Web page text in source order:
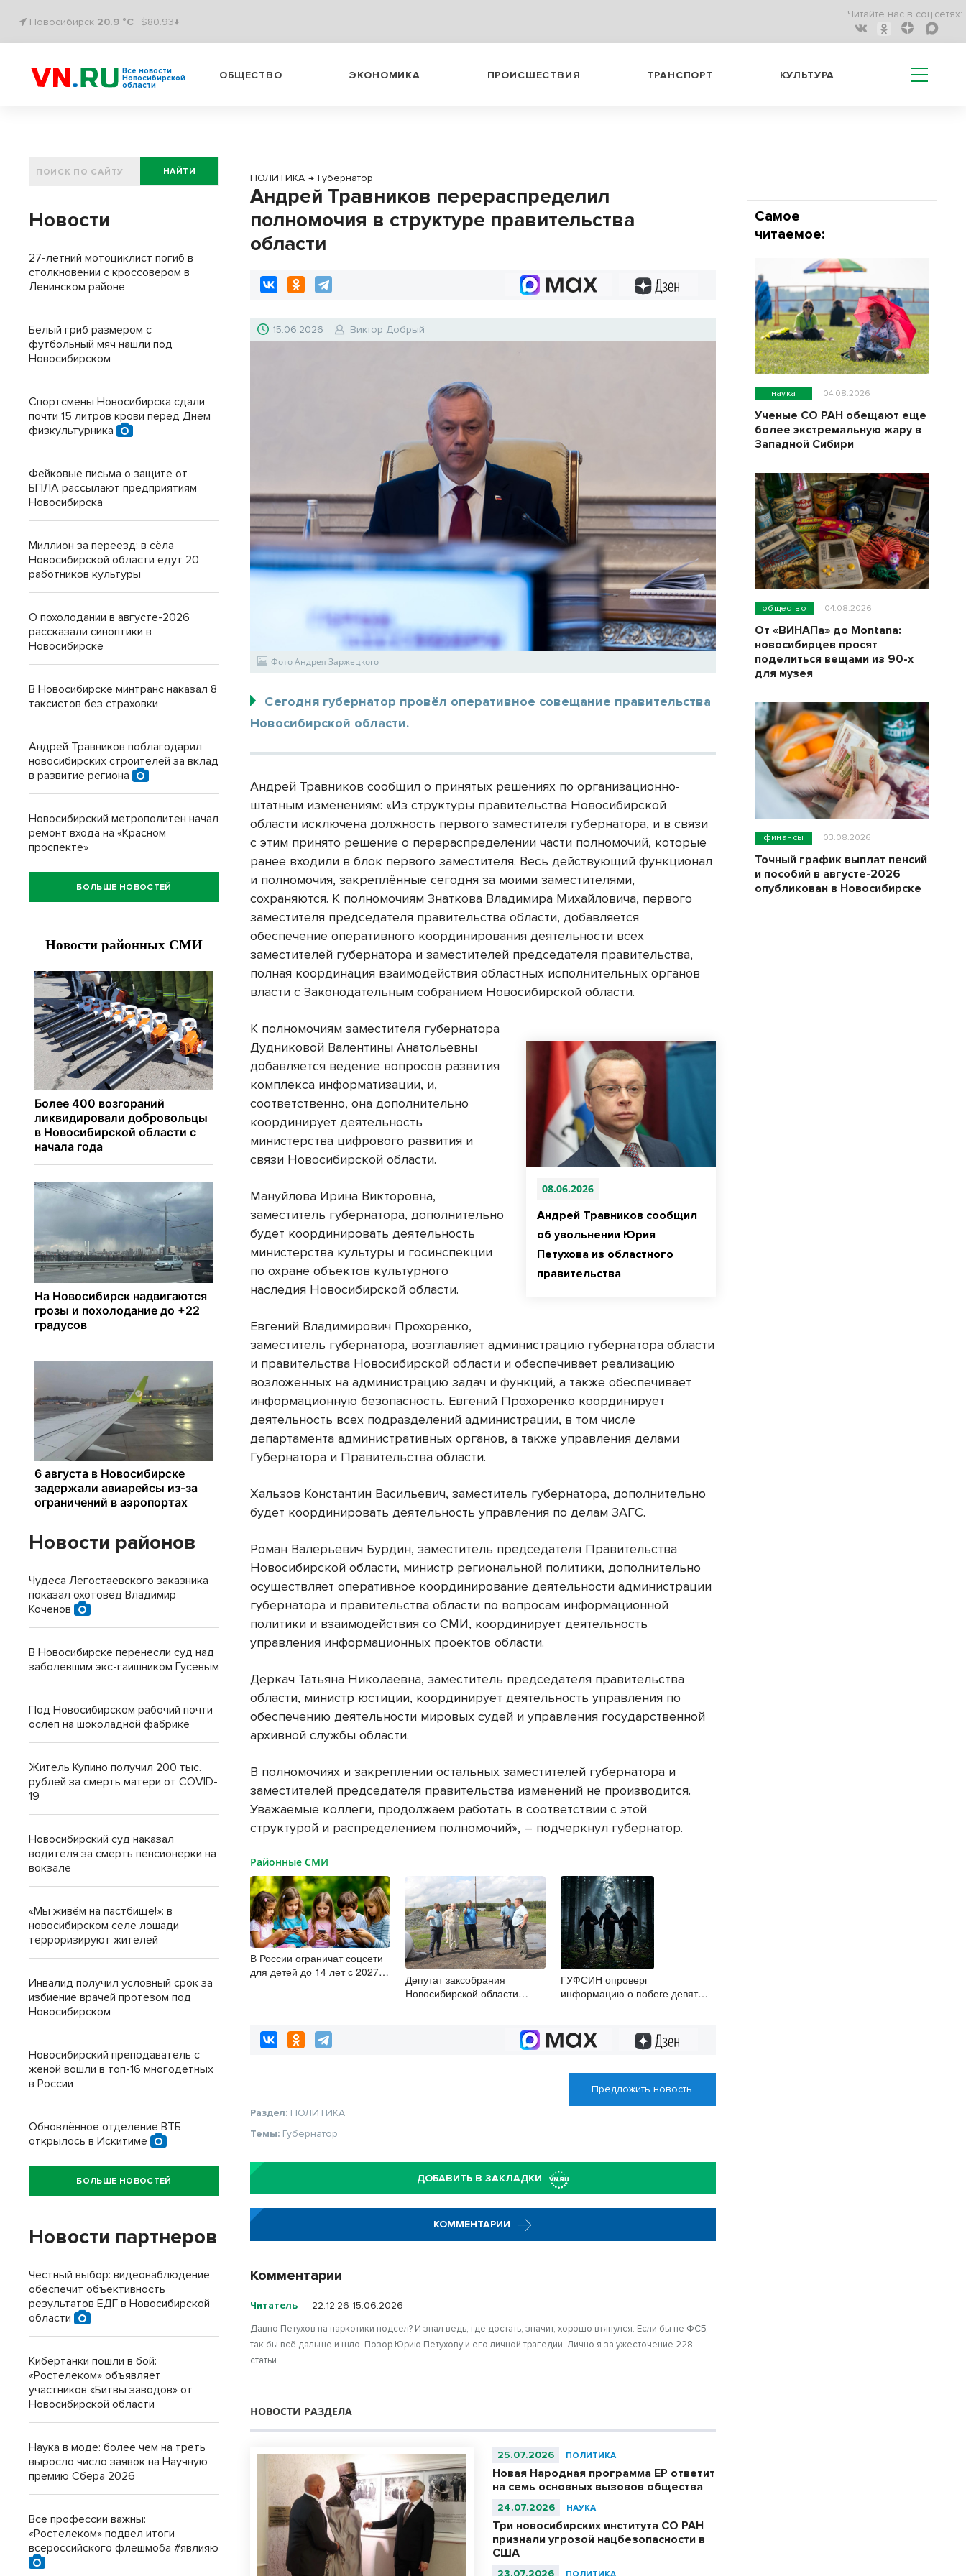
Новосибирск 20.9 °C $80.93↓
Читайте нас в соц.сетях:
Все новости
Новосибирской
области
ОБЩЕСТВО ЭКОНОМИКА ПРОИСШЕСТВИЯ ТРАНСПОРТ КУЛЬТУРА
ПОЛИТИКА → Губернатор
Андрей Травников перераспределил
полномочия в структуре правительства
области
15.06.2026 Виктор Добрый
Фото Андрея Заржецкого
Сегодня губернатор провёл оперативное совещание правительства
Новосибирской области.
Андрей Травников сообщил о принятых решениях по организационно-
штатным изменениям: «Из структуры правительства Новосибирской
области исключена должность первого заместителя губернатора, и в связи
с этим принято решение о перераспределении части полномочий, которые
ранее входили в блок первого заместителя. Весь действующий функционал
и полномочия, закреплённые сегодня за моими заместителями,
сохраняются. К полномочиям Знаткова Владимира Михайловича, первого
заместителя председателя правительства области, добавляется
обеспечение оперативного координирования деятельности всех
заместителей губернатора и заместителей председателя правительства,
полная координация взаимодействия областных исполнительных органов
власти с Законодательным собранием Новосибирской области.
08.06.2026
Андрей Травников сообщил
об увольнении Юрия
Петухова из областного
правительства
К полномочиям заместителя губернатора
Дудниковой Валентины Анатольевны
добавляется ведение вопросов развития
комплекса информатизации, и,
соответственно, она дополнительно
координирует деятельность
министерства цифрового развития и
связи Новосибирской области.
Мануйлова Ирина Викторовна,
заместитель губернатора, дополнительно
будет координировать деятельность
министерства культуры и госинспекции
по охране объектов культурного
наследия Новосибирской области.
Евгений Владимирович Прохоренко,
заместитель губернатора, возглавляет администрацию губернатора области
и правительства Новосибирской области и обеспечивает реализацию
возложенных на администрацию задач и функций, а также обеспечивает
информационную безопасность. Евгений Прохоренко координирует
деятельность всех подразделений администрации, в том числе
департамента административных органов, а также управления делами
Губернатора и Правительства области.
Хальзов Константин Васильевич, заместитель губернатора, дополнительно
будет координировать деятельность управления по делам ЗАГС.
Роман Валерьевич Бурдин, заместитель председателя Правительства
Новосибирской области, министр региональной политики, дополнительно
осуществляет оперативное координирование деятельности администрации
губернатора и правительства области по вопросам информационной
политики и взаимодействия со СМИ, координирует деятельность
управления информационных проектов области.
Деркач Татьяна Николаевна, заместитель председателя правительства
области, министр юстиции, координирует деятельность управления по
обеспечению деятельности мировых судей и управления государственной
архивной службы области.
В полномочиях и закреплении остальных заместителей губернатора и
заместителей председателя правительства изменений не производится.
Уважаемые коллеги, продолжаем работать в соответствии с этой
структурой и распределением полномочий», – подчеркнул губернатор.
Районные СМИ
В России ограничат соцсети
для детей до 14 лет с 2027
Депутат заксобрания
Новосибирской области
ГУФСИН опроверг
информацию о побеге девяти
Предложить новость
Раздел: ПОЛИТИКА
Темы: Губернатор
ДОБАВИТЬ В ЗАКЛАДКИ
КОММЕНТАРИИ
Комментарии
Читатель 22:12:26 15.06.2026
Давно Петухов на наркотики подсел? И знал ведь, где достать, значит, хорошо втянулся. Если бы не ФСБ,
так бы всë дальше и шло. Позор Юрию Петухову и его личной трагедии. Лично я за ужесточение 228
статьи.
НОВОСТИ РАЗДЕЛА
25.07.2026 ПОЛИТИКА
Новая Народная программа ЕР ответит
на семь основных вызовов общества
24.07.2026 НАУКА
Три новосибирских института СО РАН
признали угрозой нацбезопасности в
США
23.07.2026
НАЙТИ
Новости
27-летний мотоциклист погиб в
столкновении с кроссовером в
Ленинском районе
Белый гриб размером с
футбольный мяч нашли под
Новосибирском
Спортсмены Новосибирска сдали
почти 15 литров крови перед Днем
физкультурника
Фейковые письма о защите от
БПЛА рассылают предприятиям
Новосибирска
Миллион за переезд: в сёла
Новосибирской области едут 20
работников культуры
О похолодании в августе-2026
рассказали синоптики в
Новосибирске
В Новосибирске минтранс наказал 8
таксистов без страховки
Андрей Травников поблагодарил
новосибирских строителей за вклад
в развитие региона
Новосибирский метрополитен начал
ремонт входа на «Красном
проспекте»
БОЛЬШЕ НОВОСТЕЙ
Новости районов
Чудеса Легостаевского заказника
показал охотовед Владимир
Коченов
В Новосибирске перенесли суд над
заболевшим экс-гаишником Гусевым
Под Новосибирском рабочий почти
ослеп на шоколадной фабрике
Житель Купино получил 200 тыс.
рублей за смерть матери от COVID-
19
Новосибирский суд наказал
водителя за смерть пенсионерки на
вокзале
«Мы живём на пастбище!»: в
новосибирском селе лошади
терроризируют жителей
Инвалид получил условный срок за
избиение врачей протезом под
Новосибирском
Новосибирский преподаватель с
женой вошли в топ-16 многодетных
в России
Обновлённое отделение ВТБ
открылось в Искитиме
БОЛЬШЕ НОВОСТЕЙ
Новости партнеров
Честный выбор: видеонаблюдение
обеспечит объективность
результатов ЕДГ в Новосибирской
области
Кибертанки пошли в бой:
«Ростелеком» объявляет
участников «Битвы заводов» от
Новосибирской области
Наука в моде: более чем на треть
выросло число заявок на Научную
премию Сбера 2026
Все профессии важны:
«Ростелеком» подвел итоги
всероссийского флешмоба #явлияю
Самое
читаемое:
наука 04.08.2026
Ученые СО РАН обещают еще
более экстремальную жару в
Западной Сибири
общество 04.08.2026
От «ВИНАПа» до Montana:
новосибирцев просят
поделиться вещами из 90-х
для музея
финансы 03.08.2026
Точный график выплат пенсий
и пособий в августе-2026
опубликован в Новосибирске